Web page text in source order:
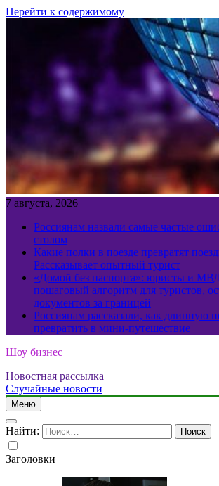
Перейти к содержимому
7 августа, 2026
Россиянам назвали самые частые
столом
Какие полки в поезде превратят
Рассказывает опытный турист
«Домой без паспорта»: юристы и
пошаговый алгоритм для туристов,
документов за границей
Россиянам рассказали, как длинную
превратить в мини-путешествие
Шоу бизнес
Новостная рассылка
Случайные новости
Меню
Найти:
Заголовки